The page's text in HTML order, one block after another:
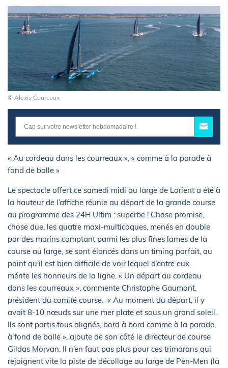
© Alexis Courcoux
« Au cordeau dans les courreaux », « comme à la parade à
fond de balle »
Le spectacle offert ce samedi midi au large de Lorient a été à
la hauteur de l’affiche réunie au départ de la grande course
au programme des 24H Ultim : superbe ! Chose promise,
chose due, les quatre maxi-multicoques, menés en double
par des marins comptant parmi les plus fines lames de la
course au large, se sont élancés dans un timing parfait, au
point qu’il est bien difficile de voir lequel d’entre eux
mérite les honneurs de la ligne. « Un départ au cordeau
dans les courreaux », commente Christophe Gaumont,
président du comité course. « Au moment du départ, il y
avait 8-10 nœuds sur une mer plate et sous un grand soleil.
Ils sont partis tous alignés, bord à bord comme à la parade,
à fond de balle », ajoute de son côté le directeur de course
Gildas Morvan. Il n’en faut pas plus pour ces trimarans qui
rejoignent vite la piste de décollage au large de Pen-Men (la